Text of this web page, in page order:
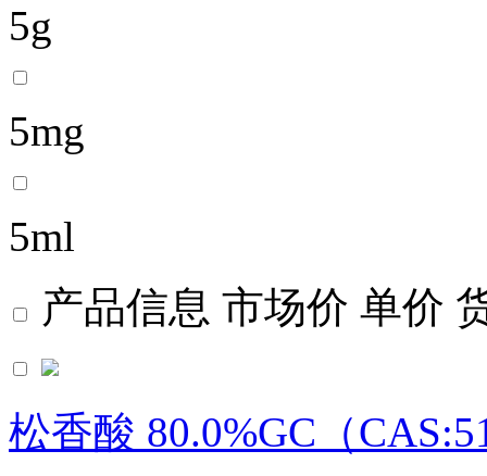
5g
5mg
5ml
产品信息 市场价 单价
松香酸 80.0%GC（